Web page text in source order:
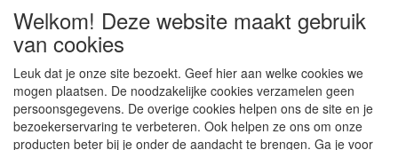
E-mail: info@smitsound.nl
Telefoon: +31-(0)6-22256322
Bestellingen binnen Nederland, ongeacht gewicht, verstuurd
voor € 6,95
Welkom! Deze website maakt gebruik
van cookies
Leuk dat je onze site bezoekt. Geef hier aan welke cookies we
mogen plaatsen. De noodzakelijke cookies verzamelen geen
persoonsgegevens. De overige cookies helpen ons de site en je
bezoekerservaring te verbeteren. Ook helpen ze ons om onze
producten beter bij je onder de aandacht te brengen. Ga je voor